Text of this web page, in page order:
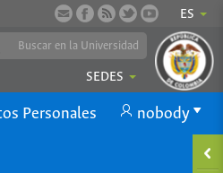
ES
SEDES
Personales nobody